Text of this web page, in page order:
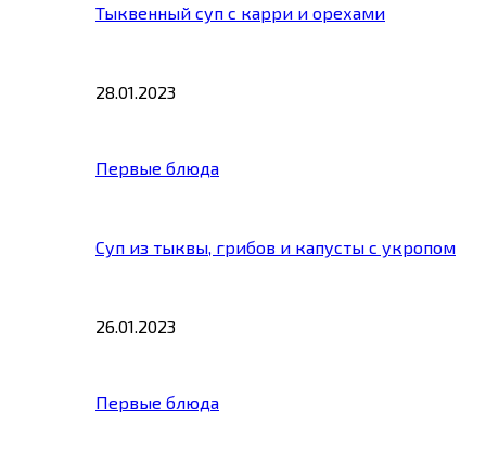
Тыквенный суп с карри и орехами
28.01.2023
Первые блюда
Суп из тыквы, грибов и капусты с укропом
26.01.2023
Первые блюда